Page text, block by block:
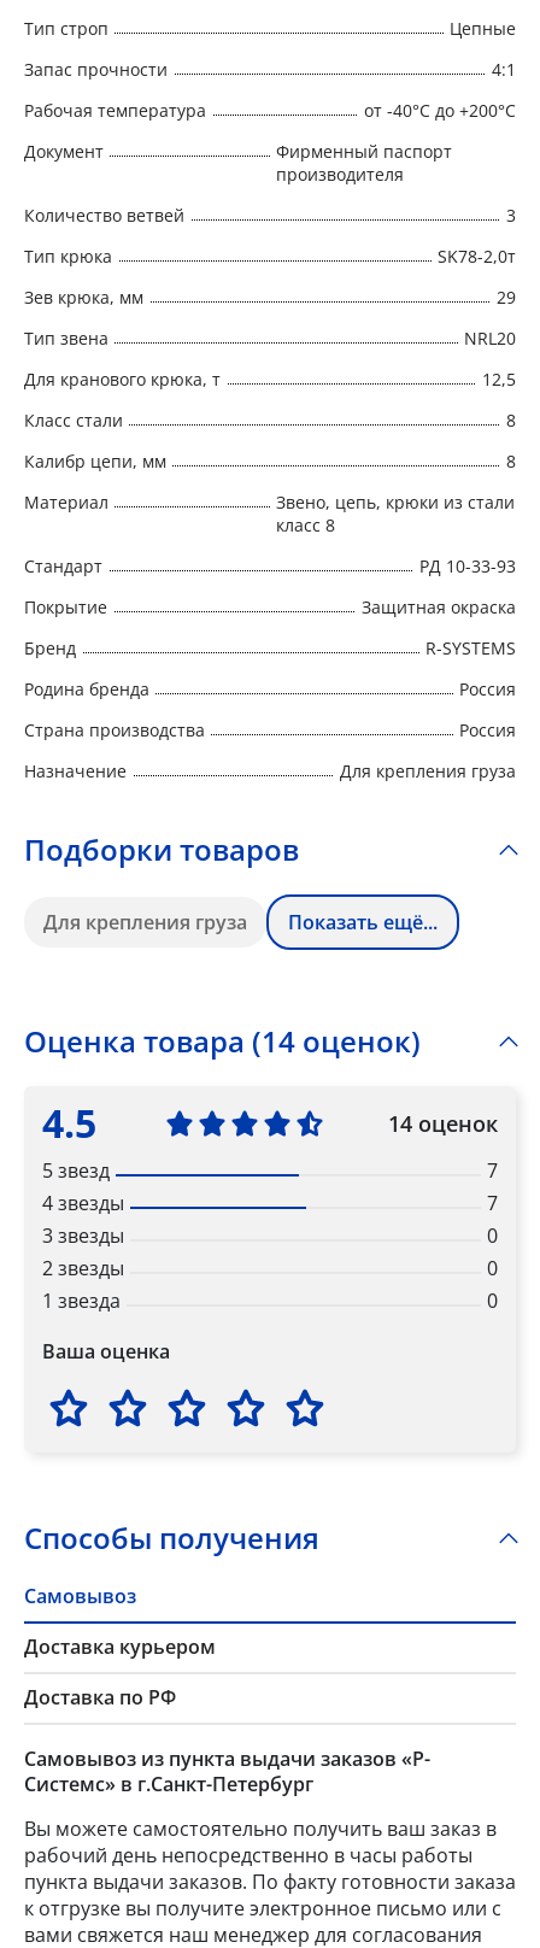
Тип строп
Цепные
Запас прочности
4:1
Рабочая температура
от -40°C до +200°C
Документ
Фирменный паспорт
производителя
Количество ветвей
3
Тип крюка
SK78-2,0т
Зев крюка, мм
29
Тип звена
NRL20
Для кранового крюка, т
12,5
Класс стали
8
Калибр цепи, мм
8
Материал
Звено, цепь, крюки из стали
класс 8
Стандарт
РД 10-33-93
Покрытие
Защитная окраска
Бренд
R-SYSTEMS
Родина бренда
Россия
Страна производства
Россия
Назначение
Для крепления груза
Подборки товаров
Для крепления груза Показать ещё...
Оценка товара (14 оценок)
4.5 14 оценок
5 звезд
7
4 звезды
7
3 звезды
0
2 звезды
0
1 звезда
0
Ваша оценка
Способы получения
Самовывоз
Доставка курьером
Доставка по РФ
Самовывоз из пункта выдачи заказов «Р-
Системс» в г.Санкт-Петербург
Вы можете самостоятельно получить ваш заказ в
рабочий день непосредственно в часы работы
пункта выдачи заказов. По факту готовности заказа
к отгрузке вы получите электронное письмо или с
вами свяжется наш менеджер для согласования